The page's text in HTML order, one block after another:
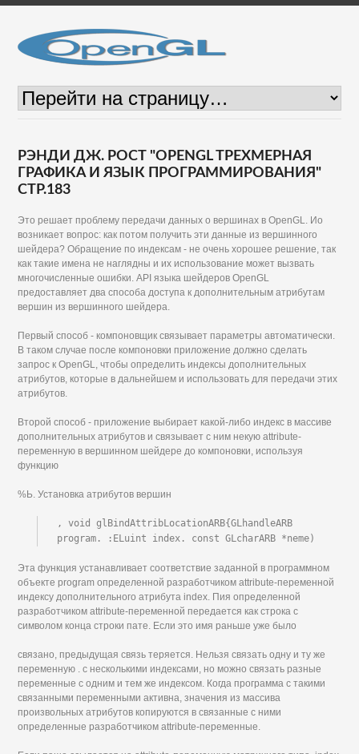
РЭНДИ ДЖ. РОСТ "OPENGL ТРЕХМЕРНАЯ
ГРАФИКА И ЯЗЫК ПРОГРАММИРОВАНИЯ"
СТР.183
Это решает проблему передачи данных о вершинах в OpenGL. Ио
возникает вопрос: как потом получить эти данные из вершинного
шейдера? Обращение по индексам - не очень хорошее решение, так
как такие имена не наглядны и их использование может вызвать
многочисленные ошибки. API языка шейдеров OpenGL
предоставляет два способа доступа к дополнительным атрибутам
вершин из вершинного шейдера.
Первый способ - компоновщик связывает параметры автоматически.
В таком случае после компоновки приложение должно сделать
запрос к OpenGL, чтобы определить индексы дополнительных
атрибутов, которые в дальнейшем и использовать для передачи этих
атрибутов.
Второй способ - приложение выбирает какой-либо индекс в массиве
дополнительных атрибутов и связывает с ним некую attribute-
переменную в вершинном шейдере до компоновки, используя
функцию
%Ь. Установка атрибутов вершин
, void glBindAttribLocationARB{GLhandleARB
program. :ELuint index. const GLcharARB *neme)
Эта функция устанавливает соответствие заданной в программном
объекте program определенной разработчиком attribute-переменной
индексу дополнительного атрибута index. Пия определенной
разработчиком attribute-переменной передается как строка с
символом конца строки пате. Если это имя раньше уже было
связано, предыдущая связь теряется. Нельзя связать одну и ту же
переменную . с несколькими индексами, но можно связать разные
переменные с одним и тем же индексом. Когда программа с такими
связанными переменными активна, значения из массива
произвольных атрибутов копируются в связанные с ними
определенные разработчиком attribute-переменные.